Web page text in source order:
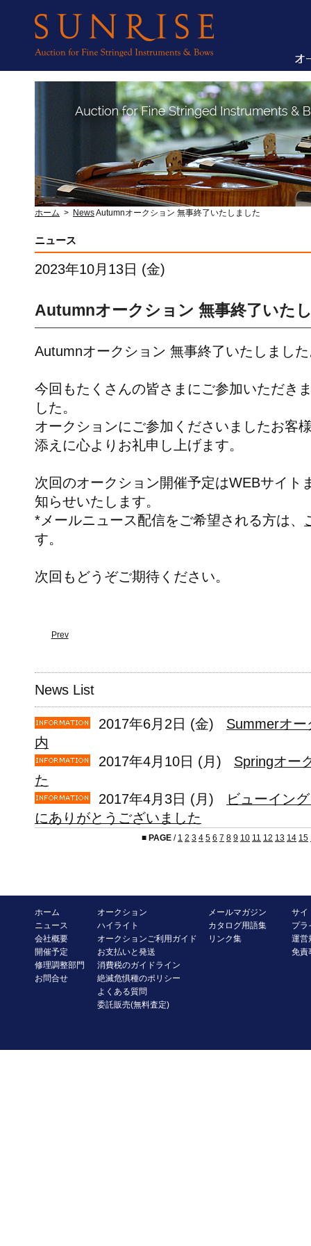
ホーム > NewsAutumnオークション 無事終了いたしました
ニュース
2023年10月13日 (金)
Autumnオークション 無事終了いた
Autumnオークション 無事終了いたしまし
今回もたくさんの皆さまにご参加いただき
した。
オークションにご参加くださいましたお客
添えに心よりお礼申し上げます。
次回のオークション開催予定はWEBサイト
知らせいたします。
*メールニュース配信をご希望される方は、
す。
次回もどうぞご期待ください。
Prev
News List
2017年6月2日 (金) Summerオ
内
2017年4月10日 (月) Springオー
た
2017年4月3日 (月)
ビューイン
にありがとうございました
■ PAGE / 1 2 3 4 5 6 7 8 9 10 11 12 13 14 15
ホーム
ニュース
会社概要
開催予定
修理調整部門
お問合せ
オークション
ハイライト
オークションご利用ガイド
お支払いと発送
消費税のガイドライン
絶滅危惧種のポリシー
よくある質問
委託販売(無料査定)
メールマガジン
カタログ用語集
リンク集
サイ
プラ
運営
免責